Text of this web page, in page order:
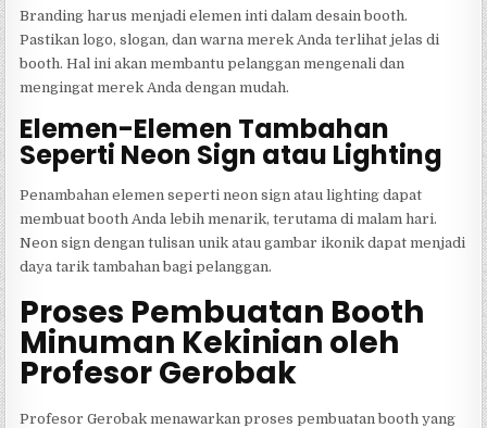
Branding harus menjadi elemen inti dalam desain booth.
Pastikan logo, slogan, dan warna merek Anda terlihat jelas di
booth. Hal ini akan membantu pelanggan mengenali dan
mengingat merek Anda dengan mudah.
Elemen-Elemen Tambahan
Seperti Neon Sign atau Lighting
Penambahan elemen seperti neon sign atau lighting dapat
membuat booth Anda lebih menarik, terutama di malam hari.
Neon sign dengan tulisan unik atau gambar ikonik dapat menjadi
daya tarik tambahan bagi pelanggan.
Proses Pembuatan Booth
Minuman Kekinian oleh
Profesor Gerobak
Profesor Gerobak menawarkan proses pembuatan booth yang